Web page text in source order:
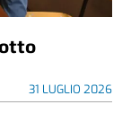
31 LUGLIO 2026